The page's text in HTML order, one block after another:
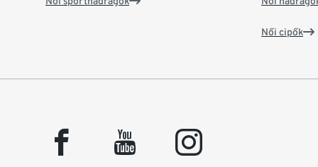
Női cipők
facebook youtube instagram